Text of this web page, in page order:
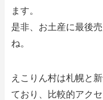
ます。
是非、お土産に最後
ね。
えこりん村は札幌と
ており、比較的アク